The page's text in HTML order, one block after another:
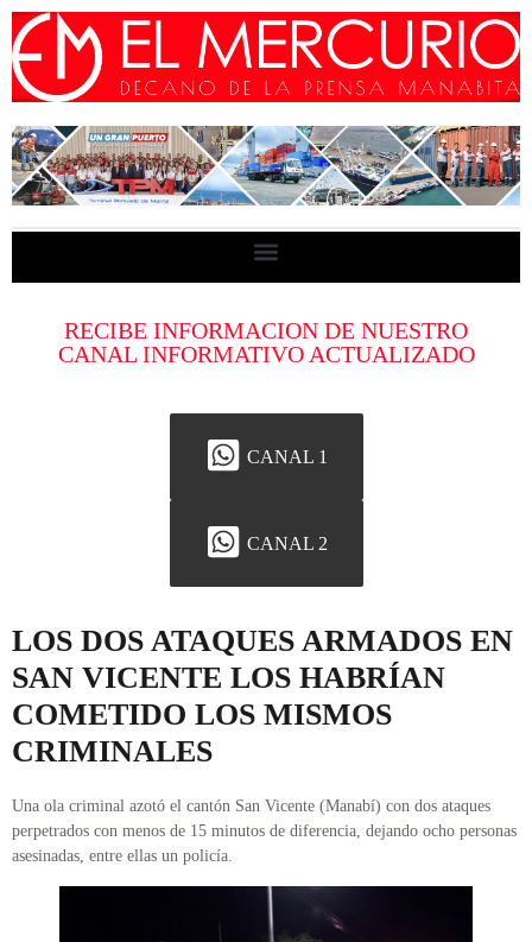
RECIBE INFORMACION DE NUESTRO
CANAL INFORMATIVO ACTUALIZADO
CANAL 1
CANAL 2
LOS DOS ATAQUES ARMADOS EN
SAN VICENTE LOS HABRÍAN
COMETIDO LOS MISMOS
CRIMINALES
Una ola criminal azotó el cantón San Vicente (Manabí) con dos ataques
perpetrados con menos de 15 minutos de diferencia, dejando ocho personas
asesinadas, entre ellas un policía.